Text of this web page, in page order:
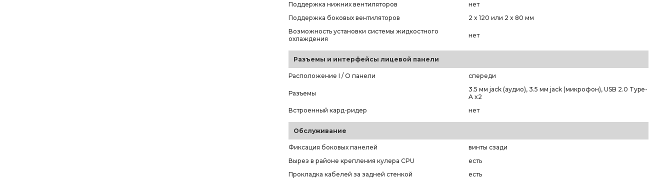
Поддержка нижних вентиляторов
нет
Поддержка боковых вентиляторов
2 x 120 или 2 x 80 мм
Возможность установки системы жидкостного
охлаждения
нет
Разъемы и интерфейсы лицевой панели
Расположение I / O панели спереди
Разъемы
3.5 мм jack (аудио), 3.5 мм jack (микрофон), USB 2.0 Type-
A x2
Встроенный кард-ридер
нет
Обслуживание
Фиксация боковых панелей
винты сзади
Вырез в районе крепления кулера CPU
есть
Прокладка кабелей за задней стенкой
есть